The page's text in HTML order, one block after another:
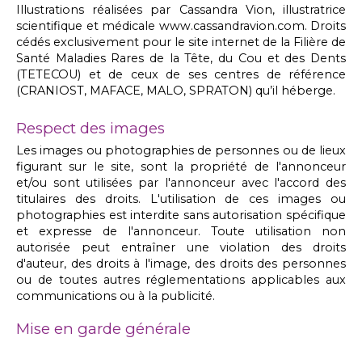
Illustrations réalisées par Cassandra Vion, illustratrice
scientifique et médicale www.cassandravion.com. Droits
cédés exclusivement pour le site internet de la Filière de
Santé Maladies Rares de la Tête, du Cou et des Dents
(TETECOU) et de ceux de ses centres de référence
(CRANIOST, MAFACE, MALO, SPRATON) qu’il héberge.
Respect des images
Les images ou photographies de personnes ou de lieux
figurant sur le site, sont la propriété de l'annonceur
et/ou sont utilisées par l'annonceur avec l'accord des
titulaires des droits. L'utilisation de ces images ou
photographies est interdite sans autorisation spécifique
et expresse de l'annonceur. Toute utilisation non
autorisée peut entraîner une violation des droits
d'auteur, des droits à l'image, des droits des personnes
ou de toutes autres réglementations applicables aux
communications ou à la publicité.
Mise en garde générale